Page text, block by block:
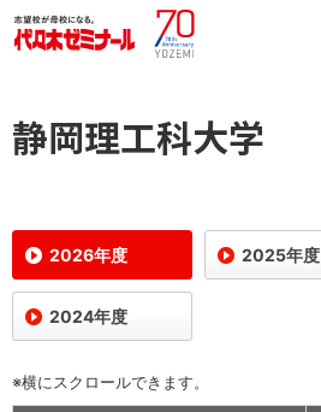
静岡理工科大学
2026年度 2025年度
2024年度
※横にスクロールできます。